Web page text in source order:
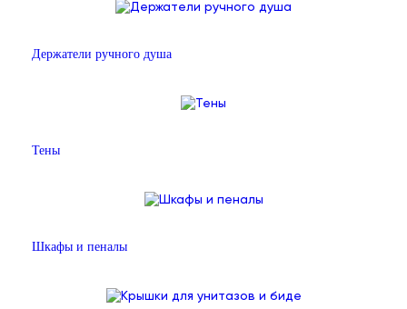
Держатели ручного душа
Тены
Шкафы и пеналы